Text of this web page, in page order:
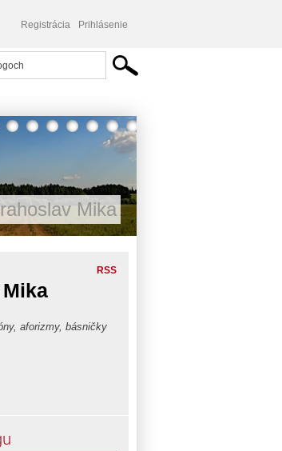
Registrácia Prihlásenie
Mika
RSS
aforizmy, básničky